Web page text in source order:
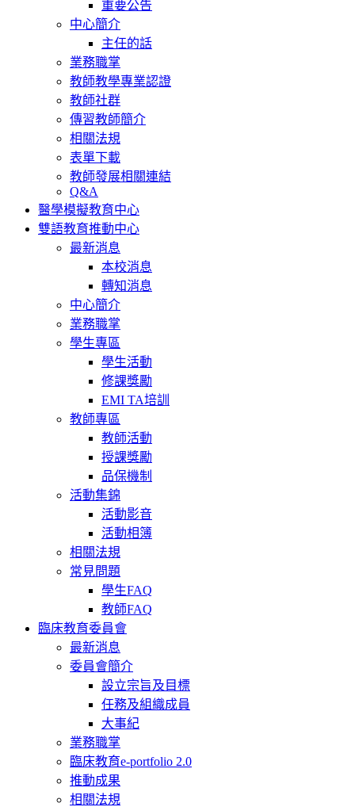
重要公告
中心簡介
主任的話
業務職掌
教師教學專業認證
教師社群
傳習教師簡介
相關法規
表單下載
教師發展相關連結
Q&A
醫學模擬教育中心
雙語教育推動中心
最新消息
本校消息
轉知消息
中心簡介
業務職掌
學生專區
學生活動
修課獎勵
EMI TA培訓
教師專區
教師活動
授課獎勵
品保機制
活動集錦
活動影音
活動相簿
相關法規
常見問題
學生FAQ
教師FAQ
臨床教育委員會
最新消息
委員會簡介
設立宗旨及目標
任務及組織成員
大事紀
業務職掌
臨床教育e-portfolio 2.0
推動成果
相關法規